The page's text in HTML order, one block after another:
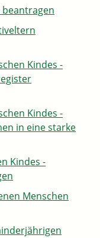
Kindes -
Kindes -
in eine starke
Kindes -
Menschen